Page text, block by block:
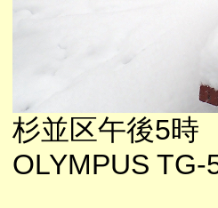
杉並区午後5時
OLYMPUS TG-